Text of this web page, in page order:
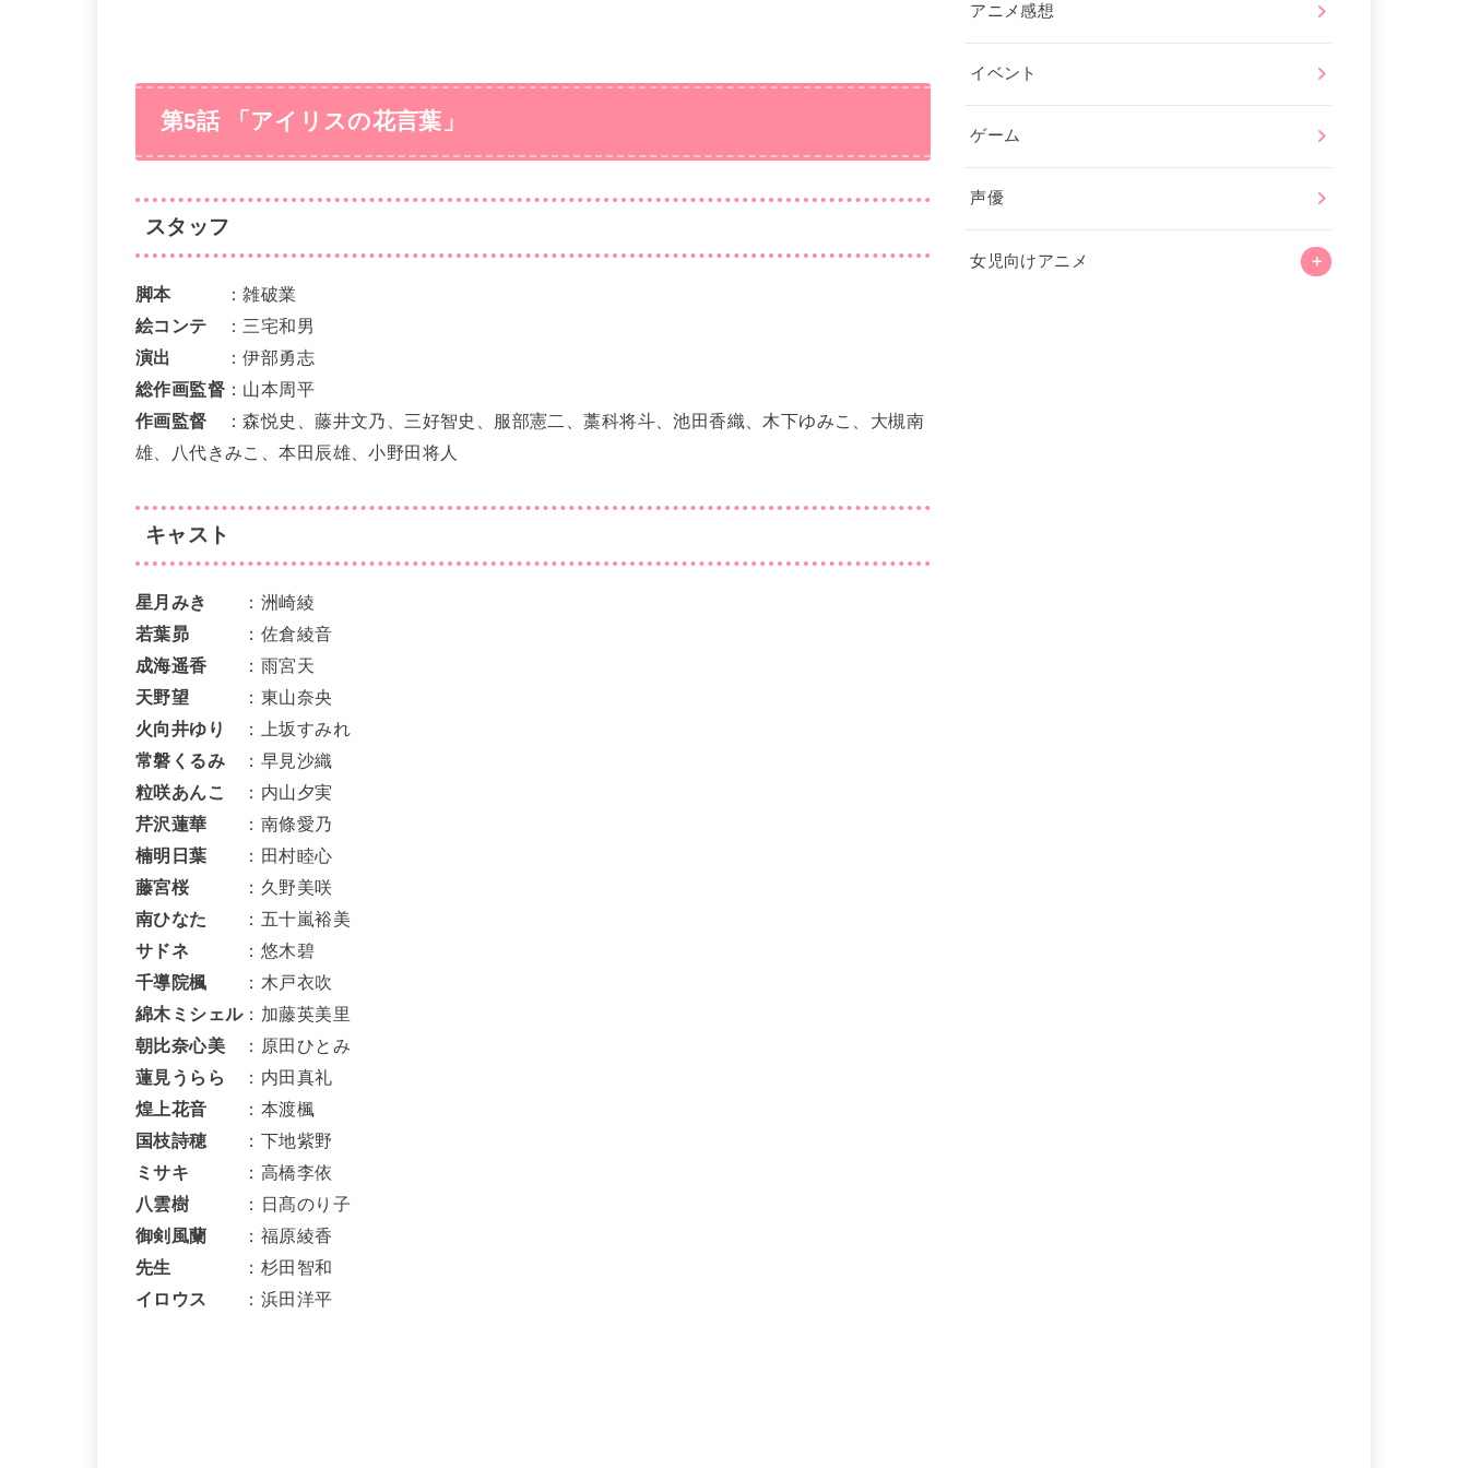
第5話 「アイリスの花言葉」
スタッフ
脚本
：雑破業
絵コンテ
：三宅和男
演出
：伊部勇志
総作画監督 ：山本周平
作画監督
：森悦史、藤井文乃、三好智史、服部憲二、藁科将斗、池田香織、木下ゆみこ、大槻南
雄、八代きみこ、本田辰雄、小野田将人
キャスト
星月みき
：洲崎綾
若葉昴
：佐倉綾音
成海遥香
：雨宮天
天野望
：東山奈央
火向井ゆり
：上坂すみれ
常磐くるみ
：早見沙織
粒咲あんこ
：内山夕実
芹沢蓮華
：南條愛乃
楠明日葉
：田村睦心
藤宮桜
：久野美咲
南ひなた
：五十嵐裕美
サドネ
：悠木碧
千導院楓
：木戸衣吹
綿木ミシェル：加藤英美里
朝比奈心美
：原田ひとみ
蓮見うらら
：内田真礼
煌上花音
：本渡楓
国枝詩穂
：下地紫野
ミサキ
：高橋李依
八雲樹
：日髙のり子
御剣風蘭
：福原綾香
先生
：杉田智和
イロウス
：浜田洋平
アニメ感想
イベント
ゲーム
声優
女児向けアニメ